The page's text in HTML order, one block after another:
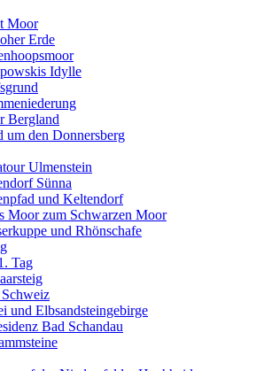
Moor
Erde
Idylle
Bergland
um den Donnersberg
Ulmenstein
Sünna
und Keltendorf
Moor zum Schwarzen Moor
und Rhönschafe
Tag
Schweiz
und Elbsandsteingebirge
Bad Schandau